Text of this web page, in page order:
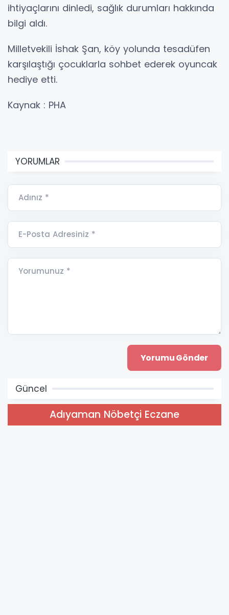
ihtiyaçlarını dinledi, sağlık durumları hakkında
bilgi aldı.
Milletvekili İshak Şan, köy yolunda tesadüfen
karşılaştığı çocuklarla sohbet ederek oyuncak
hediye etti.
Kaynak : PHA
YORUMLAR
Adınız *
E-Posta Adresiniz *
Yorumunuz *
Güncel
Adıyaman Nöbetçi Eczane